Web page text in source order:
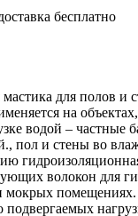
бесплатно
для полов и
на
водой – частные
пол и стены во
волокон для
помещениях.
подвергаемых